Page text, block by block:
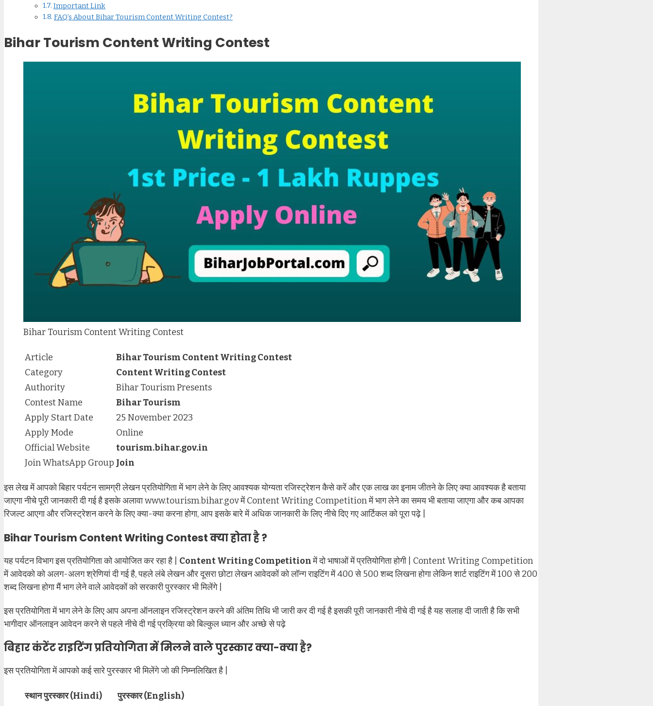
Important Link
FAQ’s About Bihar Tourism Content Writing Contest?
Bihar Tourism Content Writing Contest
Bihar Tourism Content Writing Contest
Article
Bihar Tourism Content Writing Contest
Category
Content Writing Contest
Authority
Bihar Tourism Presents
Contest Name
Bihar Tourism
Apply Start Date
25 November 2023
Apply Mode
Online
Official Website
tourism.bihar.gov.in
Join WhatsApp Group Join
इस लेख में आपको बिहार पर्यटन सामग्री लेखन प्रतियोगिता में भाग लेने के लिए आवश्यक योग्यता रजिस्ट्रेशन कैसे करें और एक लाख का इनाम जीतने के लिए क्या आवश्यक है बताया
जाएगा नीचे पूरी जानकारी दी गई है इसके अलावा www.tourism.bihar.gov में Content Writing Competition में भाग लेने का समय भी बताया जाएगा और कब आपका
रिजल्ट आएगा और रजिस्ट्रेशन करने के लिए क्या-क्या करना होगा, आप इसके बारे में अधिक जानकारी के लिए नीचे दिए गए आर्टिकल को पूरा पढ़े |
Bihar Tourism Content Writing Contest क्या होता है ?
यह पर्यटन विभाग इस प्रतियोगिता को आयोजित कर रहा है | Content Writing Competitionमें दो भाषाओं में प्रतियोगिता होगी | Content Writing Competition
में आवेदको को अलग-अलग श्रेणियां दी गई है, पहले लंबे लेखन और दूसरा छोटा लेखन आवेदकों को लॉन्ग राइटिंग में 400 से 500 शब्द लिखना होगा लेकिन शार्ट राइटिंग में 100 से 200
शब्द लिखना होगा मैं भाग लेने वाले आवेदकों को सरकारी पुरस्कार भी मिलेंगे |
इस प्रतियोगिता में भाग लेने के लिए आप अपना ऑनलाइन रजिस्ट्रेशन करने की अंतिम तिथि भी जारी कर दी गई है इसकी पूरी जानकारी नीचे दी गई है यह सलाह दी जाती है कि सभी
भागीदार ऑनलाइन आवेदन करने से पहले नीचे दी गई प्रक्रिया को बिल्कुल ध्यान और अच्छे से पढ़े
बिहार कंटेंट राइटिंग प्रतियोगिता में मिलने वाले पुरस्कार क्या-क्या है?
इस प्रतियोगिता में आपको कई सारे पुरस्कार भी मिलेंगे जो की निम्नलिखित है |
स्थानपुरस्कार (Hindi)
पुरस्कार (English)